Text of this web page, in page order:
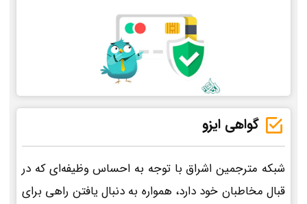
گواهی ایزو
شبکه مترجمین اشراق با توجه به احساس وظیفه‌ای که در
قبال مخاطبان خود دارد، همواره به دنبال یافتن راهی برای